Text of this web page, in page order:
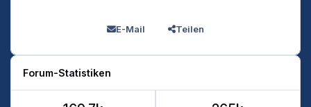
E-Mail Teilen
Forum-Statistiken